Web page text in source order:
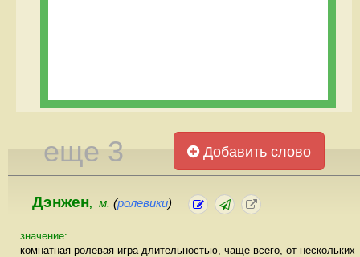
еще 3 Добавить слово
Дэнжен, м. (ролевики)
значение:
комнатная ролевая игра длительностью, чаще всего, от нескольких